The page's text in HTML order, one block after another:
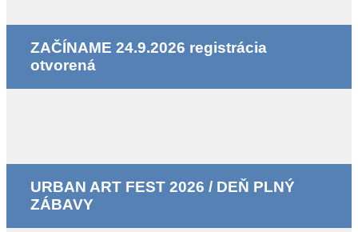
ZAČÍNAME 24.9.2026 registrácia
otvorená
URBAN ART FEST 2026 / DEŇ PLNÝ
ZÁBAVY